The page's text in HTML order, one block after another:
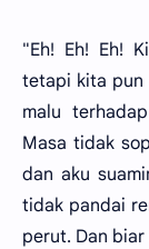
"Eh! Eh! Eh!
tetapi kita pun
malu
Masa tidak
dan aku
tidak pandai
perut. Dan biar